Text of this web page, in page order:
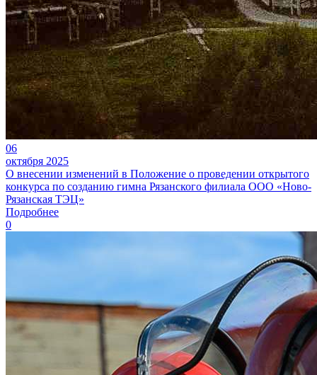
06
октября 2025
О внесении изменений в Положение о проведении открытого
конкурса по созданию гимна Рязанского филиала ООО «Ново-
Рязанская ТЭЦ»
Подробнее
0